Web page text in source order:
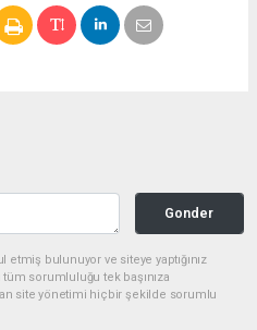
Gonder
etmiş bulunuyor ve siteye yaptığınız
sorumluluğu tek başınıza
site yönetimi hiçbir şekilde sorumlu